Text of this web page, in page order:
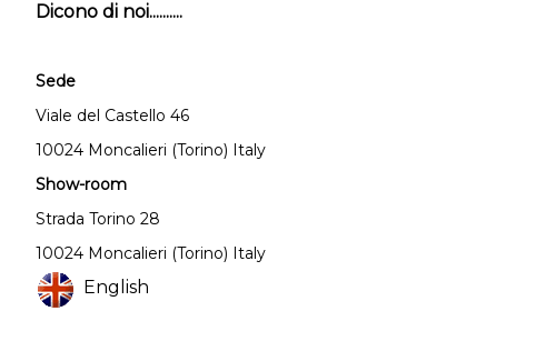
Dicono di noi..........
Sede
Viale del Castello 46
10024 Moncalieri (Torino) Italy
Show-room
Strada Torino 28
10024 Moncalieri (Torino) Italy
English